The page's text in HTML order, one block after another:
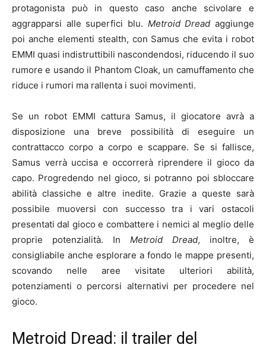
protagonista può in questo caso anche scivolare e
aggrapparsi alle superfici blu. Metroid Dread aggiunge
poi anche elementi stealth, con Samus che evita i robot
EMMI quasi indistruttibili nascondendosi, riducendo il suo
rumore e usando il Phantom Cloak, un camuffamento che
riduce i rumori ma rallenta i suoi movimenti.
Se un robot EMMI cattura Samus, il giocatore avrà a
disposizione una breve possibilità di eseguire un
contrattacco corpo a corpo e scappare. Se si fallisce,
Samus verrà uccisa e occorrerà riprendere il gioco da
capo. Progredendo nel gioco, si potranno poi sbloccare
abilità classiche e altre inedite. Grazie a queste sarà
possibile muoversi con successo tra i vari ostacoli
presentati dal gioco e combattere i nemici al meglio delle
proprie potenzialità. In Metroid Dread, inoltre, è
consigliabile anche esplorare a fondo le mappe presenti,
scovando nelle aree visitate ulteriori abilità,
potenziamenti o percorsi alternativi per procedere nel
gioco.
Metroid Dread: il trailer del